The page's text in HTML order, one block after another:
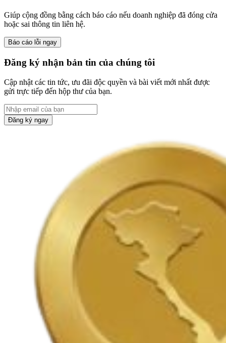
Giúp cộng đồng bằng cách báo cáo nếu doanh nghiệp đã đóng cửa
hoặc sai thông tin liên hệ.
Báo cáo lỗi ngay
Đăng ký nhận bản tin của chúng tôi
Cập nhật các tin tức, ưu đãi độc quyền và bài viết mới nhất được
gửi trực tiếp đến hộp thư của bạn.
Đăng ký ngay